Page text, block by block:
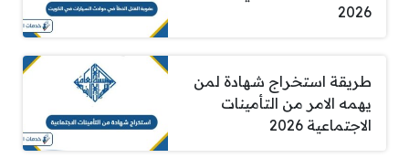
2026
طريقة استخراج شهادة لمن
يهمه الامر من التأمينات
الاجتماعية 2026